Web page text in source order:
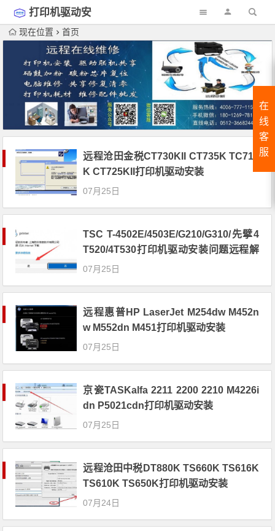
打印机驱动安
装现在位置 首页
远程沧田金税CT730KII CT735K TC717
K CT725KII打印机驱动安装
07月25日
TSC T-4502E/4503E/G210/G310/先擘4
T520/4T530打印机驱动安装问题远程解
决方案
07月25日
远程惠普HP LaserJet M254dw M452n
w M552dn M451打印机驱动安装
07月25日
京瓷TASKalfa 2211 2200 2210 M4226i
dn P5021cdn打印机驱动安装
07月25日
远程沧田中税DT880K TS660K TS616K
TS610K TS650K打印机驱动安装
07月24日
在
线
客
服